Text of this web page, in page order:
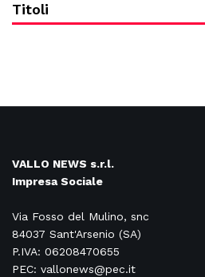
Titoli
VALLO NEWS s.r.l.
Impresa Sociale
Via Fosso del Mulino, snc
84037 Sant'Arsenio (SA)
P.IVA: 06208470655
PEC: vallonews@pec.it